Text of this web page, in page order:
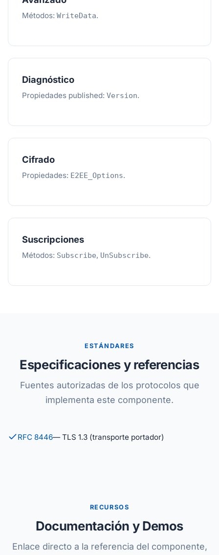
Métodos: WriteData.
Diagnóstico
Propiedades published: Version.
Cifrado
Propiedades: E2EE_Options.
Suscripciones
Métodos: Subscribe, UnSubscribe.
ESTÁNDARES
Especificaciones y referencias
Fuentes autorizadas de los protocolos que
implementa este componente.
RFC 8446— TLS 1.3 (transporte portador)
RECURSOS
Documentación y Demos
Enlace directo a la referencia del componente,